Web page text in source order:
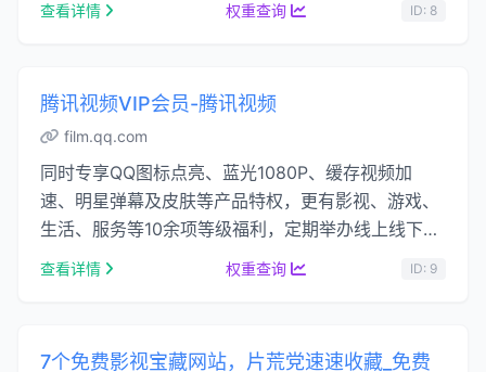
查看详情 权重查询 ID: 8
腾讯视频VIP会员-腾讯视频
film.qq.com
同时专享QQ图标点亮、蓝光1080P、缓存视频加
速、明星弹幕及皮肤等产品特权，更有影视、游戏、
生活、服务等10余项等级福利，定期举办线上线下丰
富活动，为会员提供极致的娱乐体验。...
查看详情 权重查询 ID: 9
7个免费影视宝藏网站，片荒党速速收藏_免费